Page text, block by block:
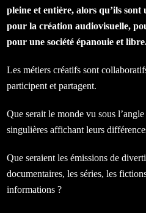
pleine et entière, alors qu’ils sont
pour la création audiovisuelle,
pour une société épanouie et
Les métiers créatifs sont
participent et partagent.
Que serait le monde vu sous
singulières affichant leurs
Que seraient les émissions de
documentaires, les séries, les
informations ?